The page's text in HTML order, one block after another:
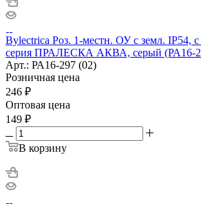
Bylectrica Роз. 1-местн. ОУ с земл. IP54,
серия ПРАЛЕСКА АКВА, серый (РА16-
Арт.: РА16-297 (02)
Розничная цена
246 ₽
Оптовая цена
149 ₽
В корзину